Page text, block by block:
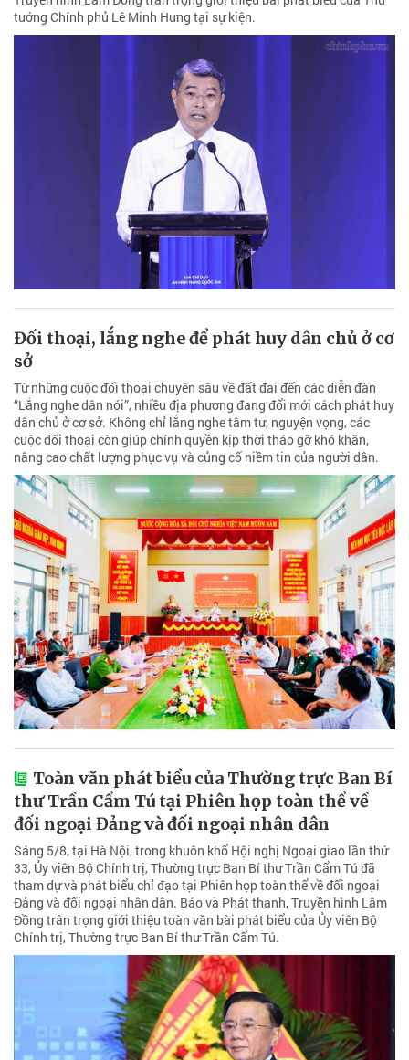
tướng Chính phủ Lê Minh Hưng tại sự kiện.
Đối thoại, lắng nghe để phát huy dân chủ ở cơ
sở
Từ những cuộc đối thoại chuyên sâu về đất đai đến các diễn đàn
“Lắng nghe dân nói”, nhiều địa phương đang đổi mới cách phát huy
dân chủ ở cơ sở. Không chỉ lắng nghe tâm tư, nguyện vọng, các
cuộc đối thoại còn giúp chính quyền kịp thời tháo gỡ khó khăn,
nâng cao chất lượng phục vụ và củng cố niềm tin của người dân.
Toàn văn phát biểu của Thường trực Ban Bí
thư Trần Cẩm Tú tại Phiên họp toàn thể về
đối ngoại Đảng và đối ngoại nhân dân
Sáng 5/8, tại Hà Nội, trong khuôn khổ Hội nghị Ngoại giao lần thứ
33, Ủy viên Bộ Chính trị, Thường trực Ban Bí thư Trần Cẩm Tú đã
tham dự và phát biểu chỉ đạo tại Phiên họp toàn thể về đối ngoại
Đảng và đối ngoại nhân dân. Báo và Phát thanh, Truyền hình Lâm
Đồng trân trọng giới thiệu toàn văn bài phát biểu của Ủy viên Bộ
Chính trị, Thường trực Ban Bí thư Trần Cẩm Tú.